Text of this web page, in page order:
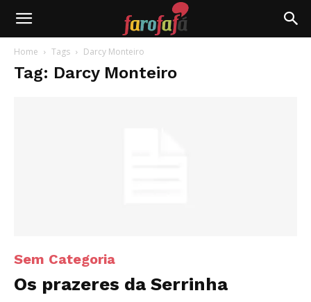
Farofafá
Home Tags Darcy Monteiro
Tag: Darcy Monteiro
Sem Categoria
Os prazeres da Serrinha